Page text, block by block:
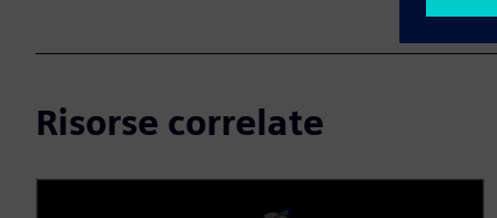
Risorse correlate